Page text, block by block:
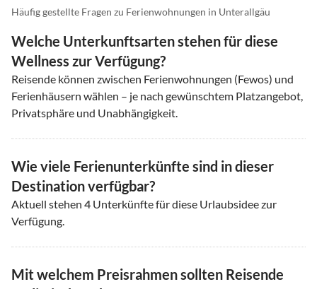
Häufig gestellte Fragen zu Ferienwohnungen in Unterallgäu
Welche Unterkunftsarten stehen für diese
Wellness zur Verfügung?
Reisende können zwischen Ferienwohnungen (Fewos) und
Ferienhäusern wählen – je nach gewünschtem Platzangebot,
Privatsphäre und Unabhängigkeit.
Wie viele Ferienunterkünfte sind in dieser
Destination verfügbar?
Aktuell stehen 4 Unterkünfte für diese Urlaubsidee zur
Verfügung.
Mit welchem Preisrahmen sollten Reisende